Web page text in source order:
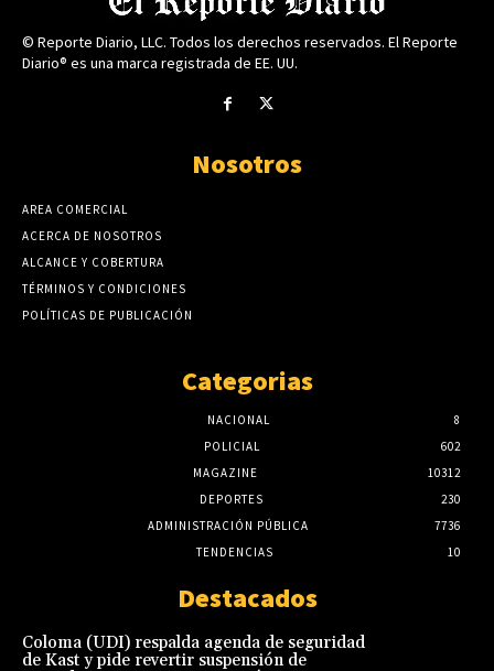
© Reporte Diario, LLC. Todos los derechos reservados. El Reporte
Diario® es una marca registrada de EE. UU.
Nosotros
AREA COMERCIAL
ACERCA DE NOSOTROS
ALCANCE Y COBERTURA
TÉRMINOS Y CONDICIONES
POLÍTICAS DE PUBLICACIÓN
Categorias
NACIONAL
8
POLICIAL
602
MAGAZINE
10312
DEPORTES
230
ADMINISTRACIÓN PÚBLICA
7736
TENDENCIAS
10
Destacados
Coloma (UDI) respalda agenda de seguridad
de Kast y pide revertir suspensión de